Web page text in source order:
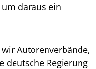
daraus ein
Autorenverbände,
deutsche Regierung